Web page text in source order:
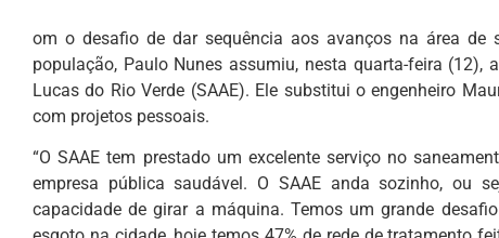
om o desafio de dar sequência aos avanços na área de
população, Paulo Nunes assumiu, nesta quarta-feira
Lucas do Rio Verde (SAAE). Ele substitui o engenheiro
com projetos pessoais.
“O SAAE tem prestado um excelente serviço no
empresa pública saudável. O SAAE anda sozinho, ou
capacidade de girar a máquina. Temos um grande